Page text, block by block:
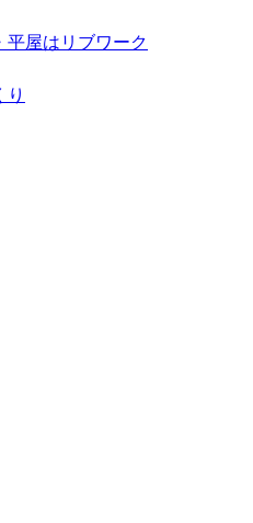
平屋はリブワーク
り